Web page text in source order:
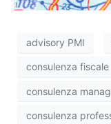
advisory PMI
consulenza fiscale
consulenza
consulenza